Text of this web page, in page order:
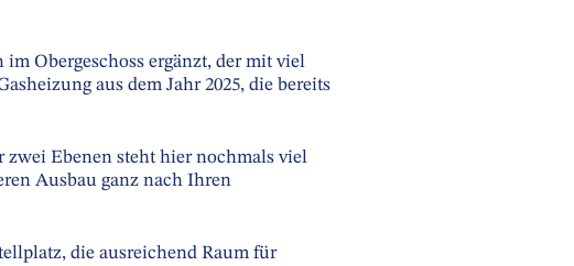
Obergeschoss ergänzt, der mit viel
aus dem Jahr 2025, die bereits
zwei Ebenen steht hier nochmals viel
Ausbau ganz nach Ihren
die ausreichend Raum für